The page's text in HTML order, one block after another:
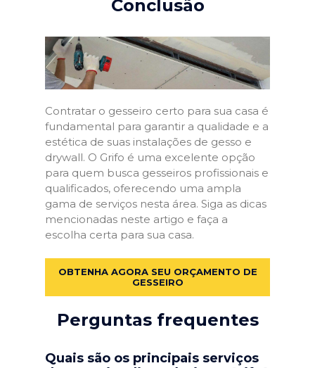
Conclusão
Contratar o gesseiro certo para sua casa é
fundamental para garantir a qualidade e a
estética de suas instalações de gesso e
drywall. O Grifo é uma excelente opção
para quem busca gesseiros profissionais e
qualificados, oferecendo uma ampla
gama de serviços nesta área. Siga as dicas
mencionadas neste artigo e faça a
escolha certa para sua casa.
OBTENHA AGORA SEU ORÇAMENTO DE
GESSEIRO
Perguntas frequentes
Quais são os principais serviços